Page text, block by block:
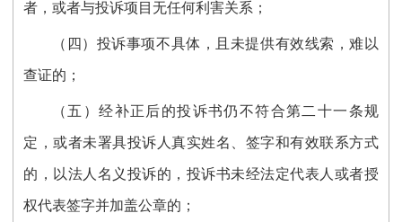
者，或者与投诉项目无任何利害关系；
（四）投诉事项不具体，且未提供有效线索，难以
查证的；
（五）经补正后的投诉书仍不符合第二十一条规
定，或者未署具投诉人真实姓名、签字和有效联系方式
的，以法人名义投诉的，投诉书未经法定代表人或者授
权代表签字并加盖公章的；